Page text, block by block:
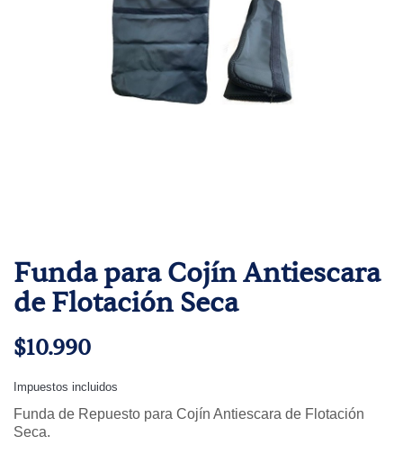
Funda para Cojín Antiescara
de Flotación Seca
$10.990
Impuestos incluidos
Funda de Repuesto para Cojín Antiescara de Flotación
Seca.